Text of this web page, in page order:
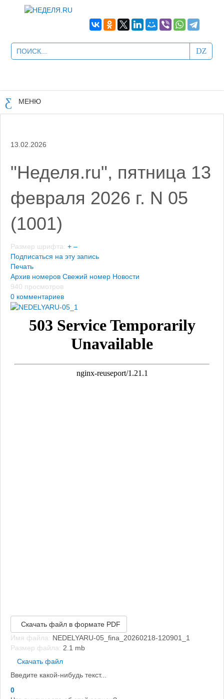
МЕНЮ
13.02.2026
"Неделя.ru", пятница 13
февраля 2026 г. N 05
(1001)
Размер шрифта: + –
Подписаться на эту запись
Печать
Архив номеров Свежий номер Новости
940 просмотров
0 комментариев
Скачать файл в формате PDF
Имя файла: NEDELYARU-05_fina_20260218-120901_1
Размер файла: 2.1 mb
Скачать файл
Введите какой-нибудь текст...
0